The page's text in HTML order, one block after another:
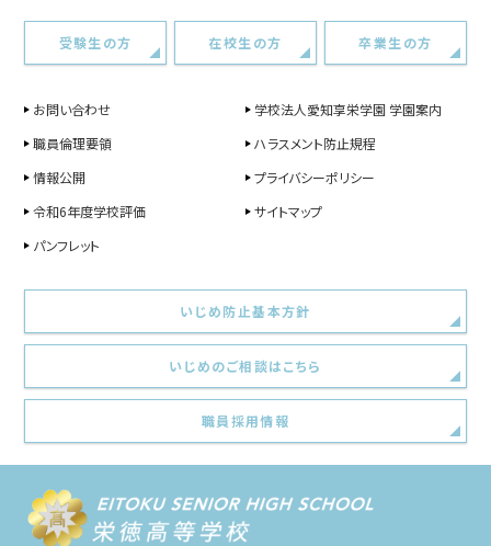
受験生の方 在校生の方 卒業生の方
お問い合わせ
学校法人愛知享栄学園 学園案内
職員倫理要領
ハラスメント防止規程
情報公開
プライバシーポリシー
令和6年度学校評価
サイトマップ
パンフレット
いじめ防止基本方針
いじめのご相談はこちら
職員採用情報